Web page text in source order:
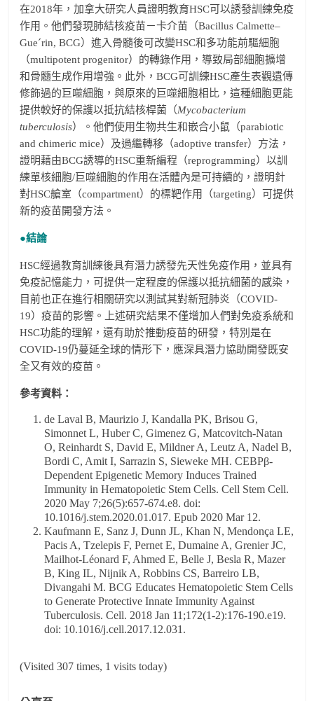
在2018年，加拿大研究人員證明教育HSC可以誘發訓練免疫
作用。他們發現肺結核疫苗－卡介苗（Bacillus Calmette–
Gue´rin, BCG）進入骨髓後可改變HSC和多功能前驅細胞
（multipotent progenitor）的轉錄作用，導致局部細胞擴增
和骨髓生成作用增強。此外，BCG可訓練HSC產生表觀遺傳
修飾過的巨噬細胞，與原來的巨噬細胞相比，這種細胞更能
提供較好的保護以抵抗結核桿菌（Mycobacterium
tuberculosis）。他們使用生物共生和嵌合小鼠（parabiotic
and chimeric mice）及過繼轉移（adoptive transfer）方法，
證明藉由BCG誘導的HSC重新編程（reprogramming）以訓
練單核細胞/巨噬細胞的作用在活體內是可持續的，證明針
對HSC艙室（compartment）的標靶作用（targeting）可提供
新的疫苗開發方法。
●結論
HSC經過教育訓練後具有潛力誘發先天性免疫作用，並具有
免疫記憶能力，可提供一定程度的保護以抵抗細菌的感染，
目前也正在進行相關研究以測試其對新冠肺炎（COVID-
19）疫苗的影響。上述研究結果不僅增加人們對免疫系統和
HSC功能的理解，還有助於推動疫苗的研發，特別是在
COVID-19仍蔓延全球的情形下，應深具潛力協助開發既安
全又有效的疫苗。
參考資料：
de Laval B, Maurizio J, Kandalla PK, Brisou G,
Simonnet L, Huber C, Gimenez G, Matcovitch-Natan
O, Reinhardt S, David E, Mildner A, Leutz A, Nadel B,
Bordi C, Amit I, Sarrazin S, Sieweke MH. CEBPβ-
Dependent Epigenetic Memory Induces Trained
Immunity in Hematopoietic Stem Cells. Cell Stem Cell.
2020 May 7;26(5):657-674.e8. doi:
10.1016/j.stem.2020.01.017. Epub 2020 Mar 12.
Kaufmann E, Sanz J, Dunn JL, Khan N, Mendonça LE,
Pacis A, Tzelepis F, Pernet E, Dumaine A, Grenier JC,
Mailhot-Léonard F, Ahmed E, Belle J, Besla R, Mazer
B, King IL, Nijnik A, Robbins CS, Barreiro LB,
Divangahi M. BCG Educates Hematopoietic Stem Cells
to Generate Protective Innate Immunity Against
Tuberculosis. Cell. 2018 Jan 11;172(1-2):176-190.e19.
doi: 10.1016/j.cell.2017.12.031.
(Visited 307 times, 1 visits today)